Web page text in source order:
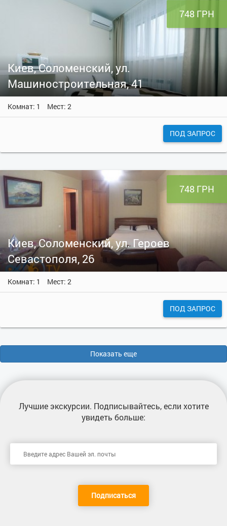
748 ГРН
Киев, Соломенский, ул.
Машиностроительная, 41
Комнат: 1 Мест: 2
ПОД ЗАПРОС
748 ГРН
Киев, Соломенский, ул. Героев
Севастополя, 26
Комнат: 1 Мест: 2
ПОД ЗАПРОС
Показать еще
Лучшие экскурсии. Подписывайтесь, если хотите
увидеть больше:
Подписаться